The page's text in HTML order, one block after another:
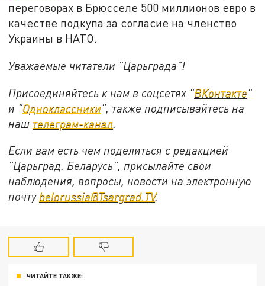
переговорах в Брюсселе 500 миллионов евро в
качестве подкупа за согласие на членство
Украины в НАТО.
Уважаемые читатели "Царьграда"!
Присоединяйтесь к нам в соцсетях "ВКонтакте"
и "Одноклассники", также подписывайтесь на
наш телеграм-канал.
Если вам есть чем поделиться с редакцией
"Царьград. Беларусь", присылайте свои
наблюдения, вопросы, новости на электронную
почту belorussia@Tsargrad.TV.
ЧИТАЙТЕ ТАКЖЕ: